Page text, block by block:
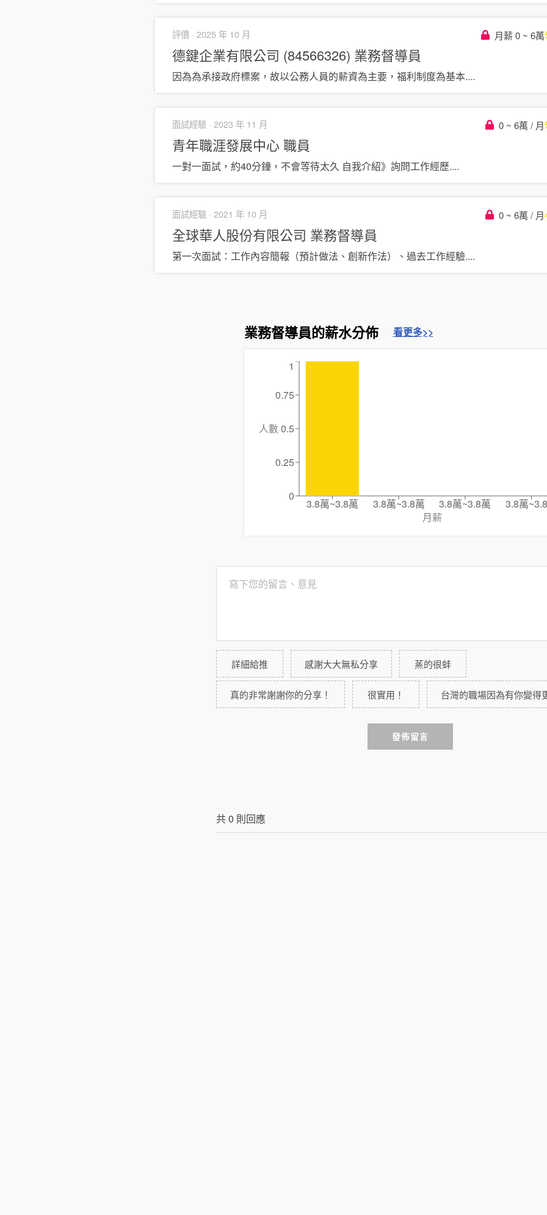
評價 · 2025 年 10 月 月薪 0 ~ 6萬
德鍵企業有限公司 (84566326) 業務督導員
因為為承接政府標案，故以公務人員的薪資為主要，福利制度為基本....
面試經驗 · 2023 年 11 月 0 ~ 6萬 / 月
青年職涯發展中心 職員
一對一面試，約40分鐘，不會等待太久 自我介紹》詢問工作經歷....
面試經驗 · 2021 年 10 月 0 ~ 6萬 / 月
全球華人股份有限公司 業務督導員
第一次面試：工作內容簡報（預計做法、創新作法）、過去工作經驗....
業務督導員的薪水分佈 看更多>>
3.8萬~3.8萬 3.8萬~3.8萬 3.8萬~3.8萬
3.8萬
月薪
0
0.25
0.5
0.75
1
人數
詳細給推 感謝大大無私分享 蒸的很蚌
真的非常謝謝你的分享！ 很實用！ 台灣的職場因為有你變得
發佈留言
共0 則回應